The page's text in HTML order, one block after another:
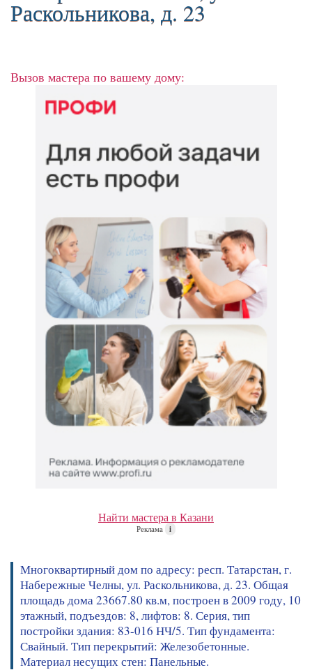
Раскольникова, д. 23
Вызов мастера по вашему дому:
Найти мастера в Казани
Реклама i
Многоквартирный дом по адресу: респ. Татарстан, г.
Набережные Челны, ул. Раскольникова, д. 23. Общая
площадь дома 23667.80 кв.м, построен в 2009 году, 10
этажный, подъездов: 8, лифтов: 8. Серия, тип
постройки здания: 83-016 НЧ/5. Тип фундамента:
Свайный. Тип перекрытий: Железобетонные.
Материал несущих стен: Панельные.